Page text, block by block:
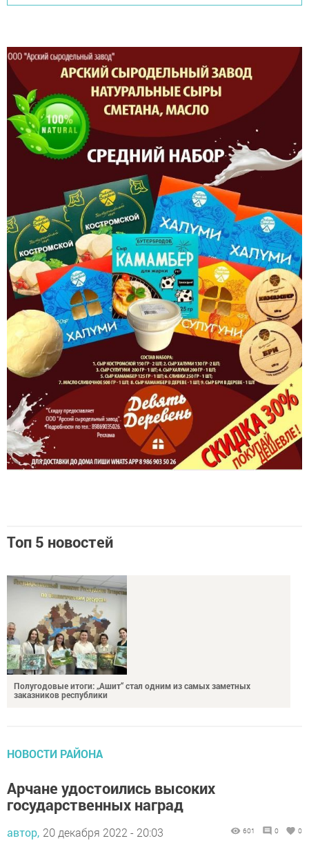
Топ 5 новостей
Полугодовые итоги: „Ашит“ стал одним из самых заметных
заказников республики
НОВОСТИ РАЙОНА
Арчане удостоились высоких
государственных наград
автор, 20 декабря 2022 - 20:03 601 0 0